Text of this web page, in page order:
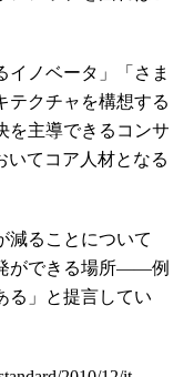
ノベータ」「さま
テクチャを構想する
を主導できるコンサ
いてコア人材となる
ることについて
ができる場所――例
る」と提言してい